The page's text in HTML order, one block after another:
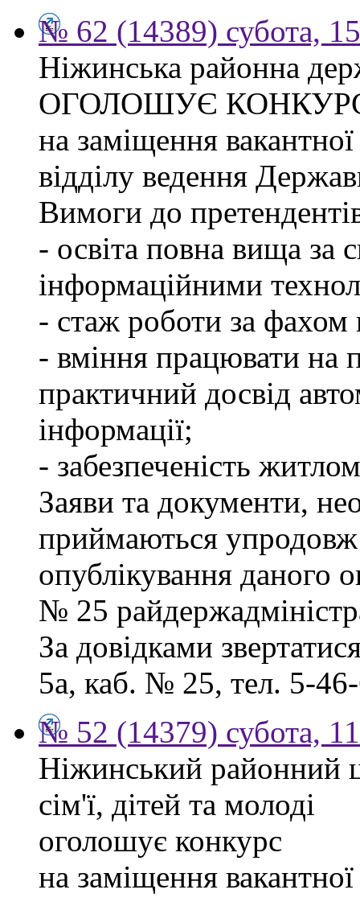
№ 62 (14389) субота,
Ніжинська районна
ОГОЛОШУЄ
на заміщення вакантної
відділу ведення
Вимоги до
- освіта повна вища за
інформаційними
- стаж роботи за
- вміння працювати на
практичний досвід
інформації;
- забезпеченість
Заяви та документи,
приймаються упродовж
опублікування даного
№ 25
За довідками
5а, каб. № 25, тел. 5-
№ 52 (14379) субота,
Ніжинський районний
сім'ї, дітей та молоді
оголошує конкурс
на заміщення